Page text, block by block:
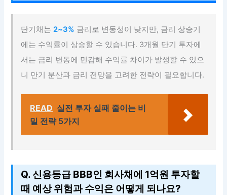
단기채는2~3% 금리로 변동성이 낮지만, 금리 상승기
에는 수익률이 상승할 수 있습니다. 3개월 단기 투자에
서는 금리 변동에 민감해 수익률 차이가 발생할 수 있으
니 만기 분산과 금리 전망을 고려한 전략이 필요합니다.
READ 실전 투자 실패 줄이는 비
밀 전략 5가지
Q. 신용등급 BBB인 회사채에 1억원 투자할
때 예상 위험과 수익은 어떻게 되나요?